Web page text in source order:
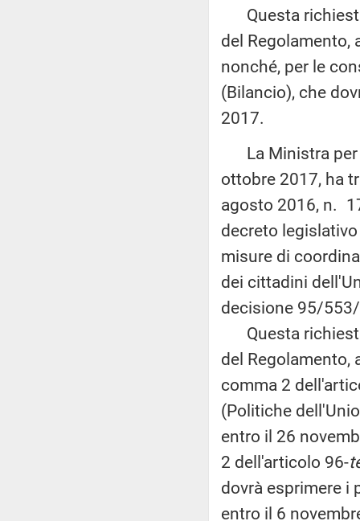
Questa
del Regolamento,
nonché, per le
(Bilancio), che
2017.
La Ministra per
ottobre 2017, ha
agosto 2016, n.
decreto
misure di
dei cittadini
decisione 95/
Questa
del Regolamento,
comma 2
(Politiche
entro il 26
2 dell'articolo 96-
dovrà esprimere i
entro il 6